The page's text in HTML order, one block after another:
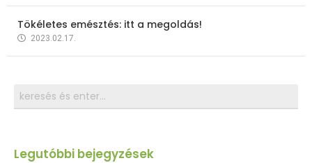
Tökéletes emésztés: itt a megoldás!
2023.02.17.
Legutóbbi bejegyzések